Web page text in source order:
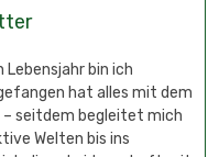
bin ich
hat alles mit dem
seitdem begleitet mich
Welten bis ins